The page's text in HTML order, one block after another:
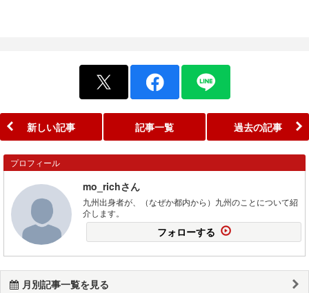
新しい記事 記事一覧 過去の記事
プロフィール
mo_richさん
九州出身者が、（なぜか都内から）九州のことについて紹
介します。
フォローする
月別記事一覧を見る